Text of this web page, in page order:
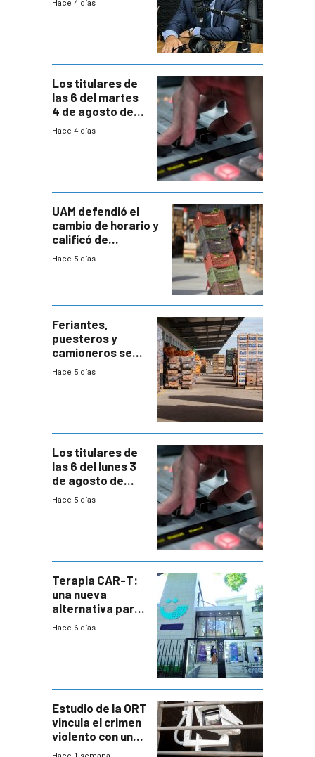
Hace 4 días
Los titulares de
las 6 del martes
4 de agosto de
2026
Hace 4 días
UAM defendió el
cambio de horario y
calificó de
“desproporcionado”
Hace 5 días
Feriantes,
puesteros y
camioneros se
movilizaron en
Hace 5 días
Los titulares de
las 6 del lunes 3
de agosto de
2026
Hace 5 días
Terapia CAR-T:
una nueva
alternativa para
niños y
Hace 6 días
Estudio de la ORT
vincula el crimen
violento con una
menor creación